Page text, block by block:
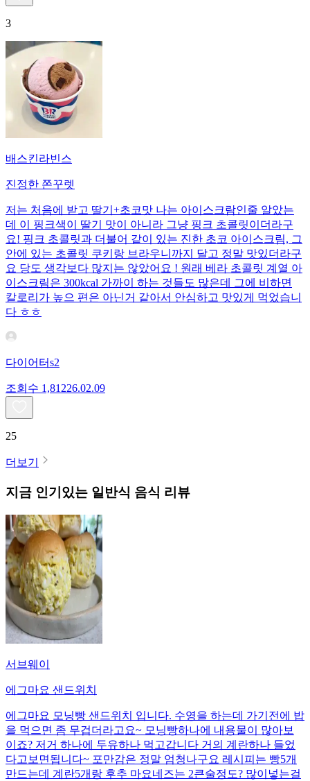
3
배스킨라빈스
진정한 쫀꾸렛
저는 처음에 받고 딸기+초코맛 나는 아이스크람인줄 알았는
데 이 핑크색이 딸기 맛이 아니라 그냥 핑크 초콜릿이더라구
요! 핑크 초콜릿과 더불어 같이 있는 진한 초코 아이스크림, 그
안에 있는 초콜릿 쿠키랑 브라우니까지 달고 정말 맛있더라구
요 당도 생각보다 많지는 않았어요 ! 원래 베라 초콜릿 계열 아
이스크림은 300kcal 가까이 하는 것들도 많은데 그에 비하면
칼로리가 높으 편은 아닌거 같아서 안심하고 맛있게 먹었습니
다 ㅎㅎ
다이어터s2
조회수 1,81226.02.09
25
더보기
지금 인기있는 일반식 음식 리뷰
서브웨이
에그마요 샌드위치
에그마요 모닝빵 샌드위치 입니다. 수영을 하는데 가기전에 밥
을 먹으면 좀 무겁더라고요~ 모닝빵하나에 내용물이 많아보
이죠? 저거 하나에 두유하나 먹고갑니다 거의 계란하나 들었
다고보면됩니다~ 포만감은 정말 엄청나구요 레시피는 빵5개
만드는데 계란5개랑 후추 마요네즈는 2큰술정도? 많이넣는걸